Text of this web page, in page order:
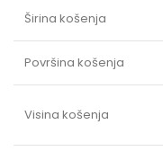
Širina košenja
Površina košenja
Visina košenja